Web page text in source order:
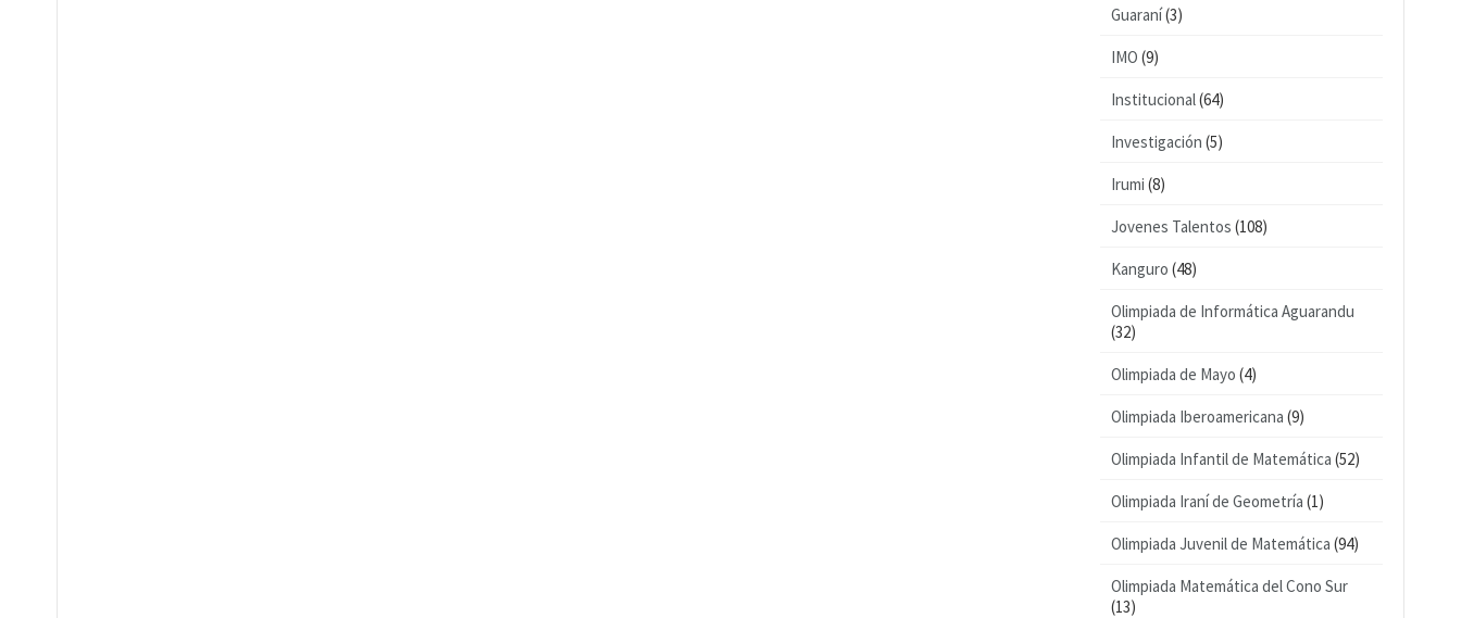
Guaraní(3)
IMO (9)
Institucional(64)
Investigación (5)
Irumi (8)
Jovenes Talentos (108)
Kanguro (48)
Olimpiada de Informática Aguarandu
(32)
Olimpiada de Mayo (4)
Olimpiada Iberoamericana (9)
Olimpiada Infantil de Matemática (52)
Olimpiada Iraní de Geometría (1)
Olimpiada Juvenil de Matemática (94)
Olimpiada Matemática del Cono Sur
(13)